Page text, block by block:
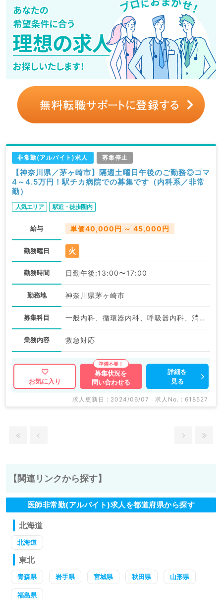
非常勤(アルバイト)求人 募集停止
【神奈川県／茅ヶ崎市】隔週土曜日午後のご勤務◎コマ
4～4.5万円！駅チカ病院での募集です（内科系／非常
勤）
人気エリア 駅近・徒歩圏内
給与 単価40,000円 ～ 45,000円
勤務曜日 火
勤務時間 日勤午後:13:00〜17:00
勤務地 神奈川県茅ヶ崎市
募集科目 一般内科、循環器内科、呼吸器内科、消化器内科、内分泌・代謝内科、腎臓内科、老年内科
業務内容 救急対応
お気に入り
募集状況を
問い合わせる
詳細を
見る
求人更新日 : 2024/06/07 求人No. : 618527
【関連リンクから探す】
医師非常勤(アルバイト)求人を都道府県から探す
北海道
北海道
東北
青森県 岩手県 宮城県 秋田県 山形県
福島県